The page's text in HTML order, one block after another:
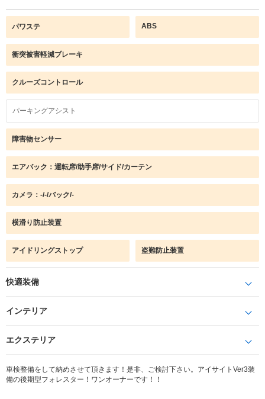
パワステ ABS
衝突被害軽減ブレーキ
クルーズコントロール
パーキングアシスト
障害物センサー
エアバック：運転席/助手席/サイド/カーテン
カメラ：-/-/バック/-
横滑り防止装置
アイドリングストップ 盗難防止装置
快適装備
インテリア
エクステリア
車検整備をして納めさせて頂きます！是非、ご検討下さい。アイサイトVer3装
備の後期型フォレスター！ワンオーナーです！！